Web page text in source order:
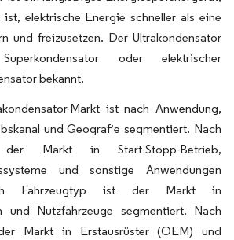
elektrische Energie schneller als eine
und freizusetzen. Der Ultrakondensator
oder elektrischer
bekannt.
Markt ist nach Anwendung,
und Geografie segmentiert. Nach
Markt in Start-Stopp-Betrieb,
und sonstige Anwendungen
Fahrzeugtyp ist der Markt in
und Nutzfahrzeuge segmentiert. Nach
Markt in Erstausrüster (OEM) und